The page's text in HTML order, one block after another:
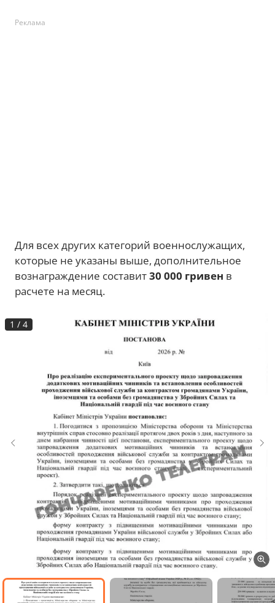
Реклама
Для всех других категорий военнослужащих,
которые не указаны выше, дополнительное
вознаграждение составит30 000 гривен в
расчете на месяц.
1 / 4